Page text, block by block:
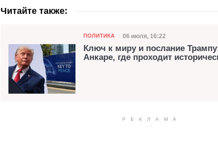
Читайте также:
Категория
ПОЛИТИКА Дата публикации
06 июля, 16:22
Ключ к миру и послание
Анкаре, где проходит